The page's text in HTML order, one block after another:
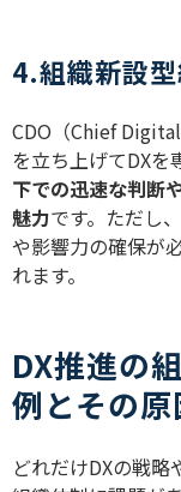
4.組織新設
CDO（Chief
を立ち上げてDXを
下での迅速な判断
魅力です。ただし
や影響力の確保が
れます。
DX推進の
例とその原
どれだけDXの戦